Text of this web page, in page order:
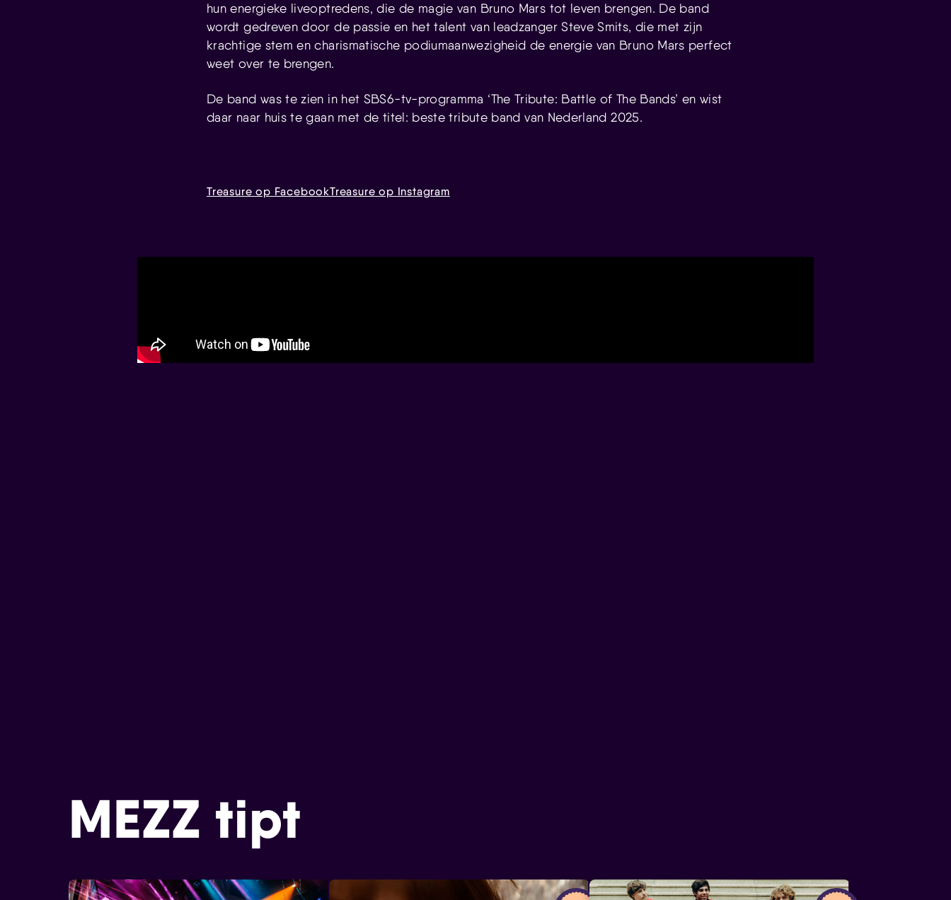
hun energieke liveoptredens, die de magie van Bruno Mars tot leven brengen. De band
wordt gedreven door de passie en het talent van leadzanger Steve Smits, die met zijn
krachtige stem en charismatische podiumaanwezigheid de energie van Bruno Mars perfect
weet over te brengen.
De band was te zien in het SBS6-tv-programma ‘The Tribute: Battle of The Bands’ en wist
daar naar huis te gaan met de titel: beste tribute band van Nederland 2025.
Treasure op FacebookTreasure op Instagram
MEZZ tipt